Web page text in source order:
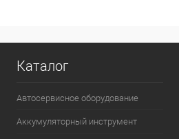
Каталог
Автосервисное оборудование
Аккумуляторный инструмент